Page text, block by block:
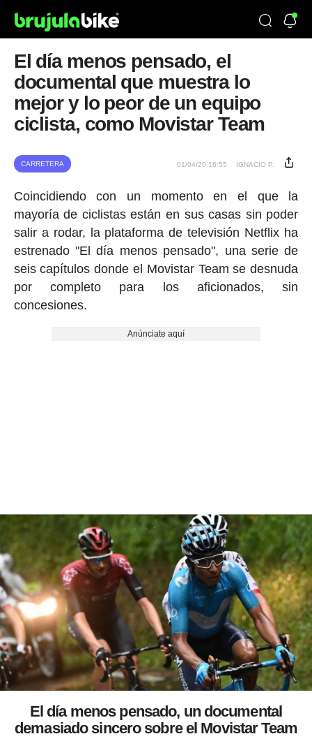
El día menos pensado, el
documental que muestra lo
mejor y lo peor de un equipo
ciclista, como Movistar Team
CARRETERA 01/04/20 16:55 IGNACIO P.
Coincidiendo con un momento en el que la
mayoría de ciclistas están en sus casas sin poder
salir a rodar, la plataforma de televisión Netflix ha
estrenado "El día menos pensado", una serie de
seis capítulos donde el Movistar Team se desnuda
por completo para los aficionados, sin
concesiones.
Anúnciate aquí
El día menos pensado, un documental
demasiado sincero sobre el Movistar Team